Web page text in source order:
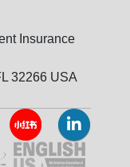
Insurance
32266 USA